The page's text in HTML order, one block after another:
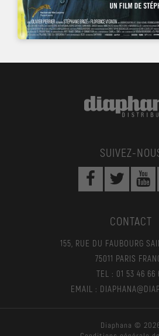
SUIVEZ-
CONTACT
155, RUE DU FAUBOURG
75011 PARIS
TEL : 01 53 46 66
EMAIL :
Diaphana ©